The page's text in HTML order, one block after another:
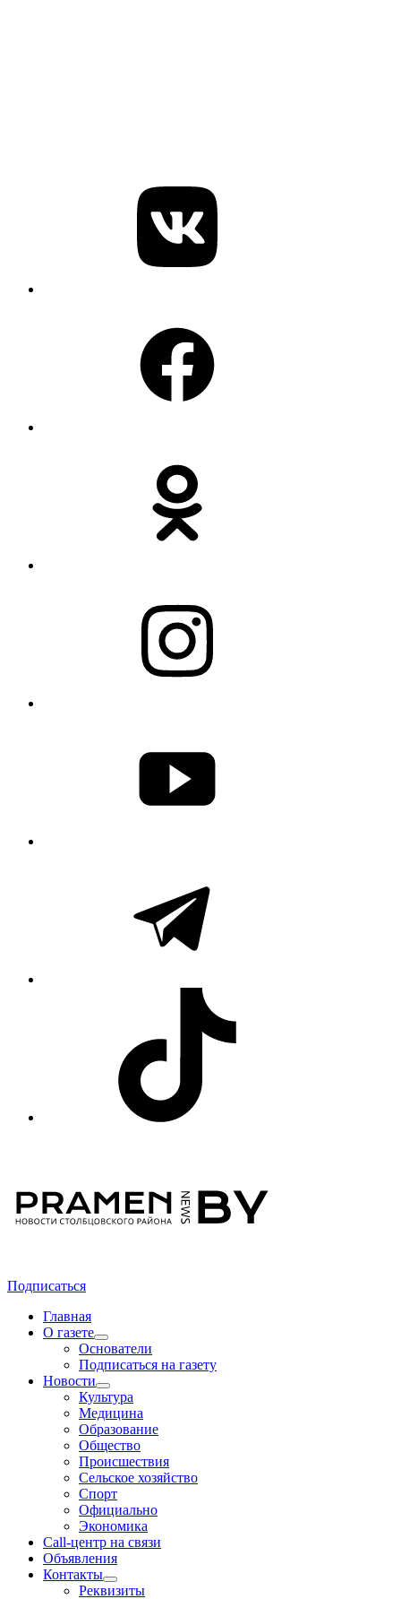
Подписаться
Главная
О газете
Основатели
Подписаться на газету
Новости
Культура
Медицина
Образование
Общество
Происшествия
Сельское хозяйство
Спорт
Официально
Экономика
Call-центр на связи
Объявления
Контакты
Реквизиты